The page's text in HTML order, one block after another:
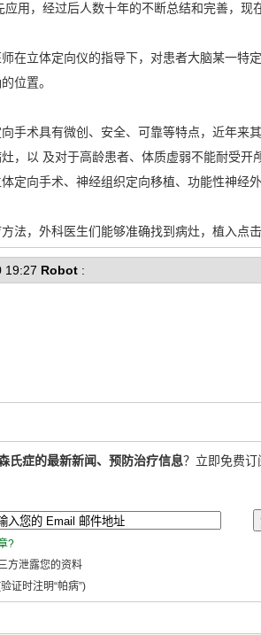
用，经过后人数十年的不断总结和完善，现
在立体定向仪的指导下，对患者大脑某一
位置。
手术具有微创、安全、可靠等特点，近年
，以 及对于高龄患者、体质虚弱不能耐受
定向手术、神经组织定向移植、功能性神经
法，外科医生们能够准确找到病灶，植入点
19:27 Robot :
氏症的最新新闻、预防治疗信息？立即免费订
?
方泄露您的资料
证时注明“帕病”)